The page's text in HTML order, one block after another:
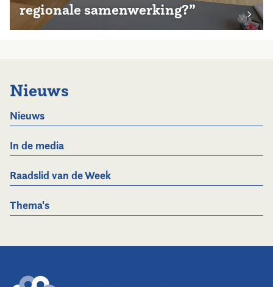
regionale samenwerking?”
Nieuws
Nieuws
In de media
Raadslid van de Week
Thema's